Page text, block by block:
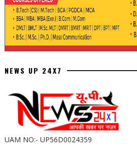
NEWS UP 24X7
UAM NO:- UP56D0024359